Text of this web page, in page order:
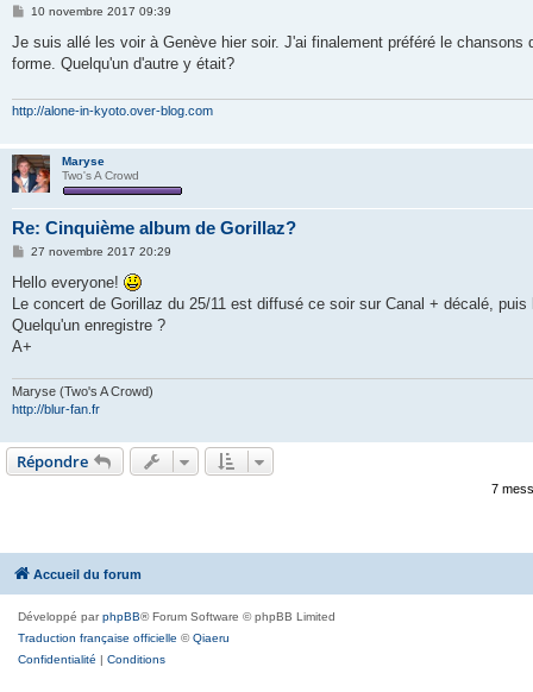
M
s
a
10 novembre 2017 09:39
Je suis allé les voir à Genève hier soir. J'ai finalement préféré le
forme. Quelqu'un d'autre y était?
http://alone-in-kyoto.over-blog.com
Maryse
Two's A Crowd
Re: Cinquième album de Gorillaz?
M
s
a
g
27 novembre 2017 20:29
Hello everyone!
Le concert de Gorillaz du 25/11 est diffusé ce soir sur Canal + décalé,
Quelqu'un enregistre ?
A+
Maryse (Two's A Crowd)
http://blur-fan.fr
Répondre
7
Accueil du forum
Développé parphpBB® Forum Software © phpBB Limited
Traduction française officielle ©Qiaeru
Confidentialité | Conditions